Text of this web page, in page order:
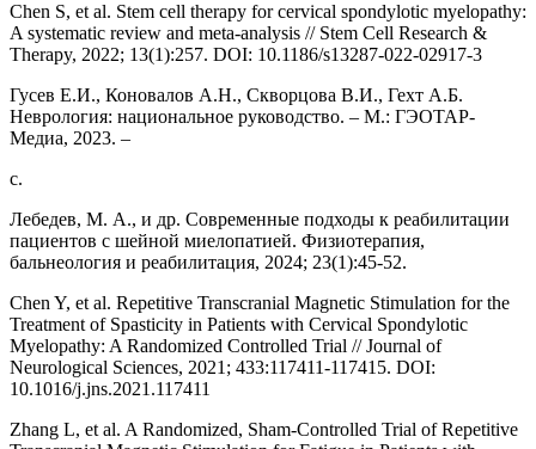
Chen S, et al. Stem cell therapy for cervical spondylotic myelopathy:
A systematic review and meta-analysis // Stem Cell Research &
Therapy, 2022; 13(1):257. DOI: 10.1186/s13287-022-02917-3
Гусев Е.И., Коновалов А.Н., Скворцова В.И., Гехт А.Б.
Неврология: национальное руководство. – М.: ГЭОТАР-
Медиа, 2023. –
с.
Лебедев, М. А., и др. Современные подходы к реабилитации
пациентов с шейной миелопатией. Физиотерапия,
бальнеология и реабилитация, 2024; 23(1):45-52.
Chen Y, et al. Repetitive Transcranial Magnetic Stimulation for the
Treatment of Spasticity in Patients with Cervical Spondylotic
Myelopathy: A Randomized Controlled Trial // Journal of
Neurological Sciences, 2021; 433:117411-117415. DOI:
10.1016/j.jns.2021.117411
Zhang L, et al. A Randomized, Sham-Controlled Trial of Repetitive